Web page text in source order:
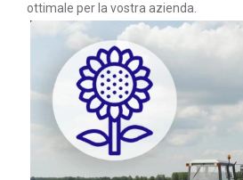
ottimale per la vostra azienda.